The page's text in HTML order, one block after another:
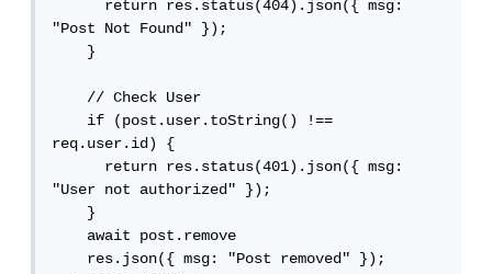
      return res.status(404).json({ msg:
"Post Not Found" });
    }
    // Check User
    if (post.user.toString() !==
req.user.id) {
      return res.status(401).json({ msg:
"User not authorized" });
    }
    await post.remove
    res.json({ msg: "Post removed" });